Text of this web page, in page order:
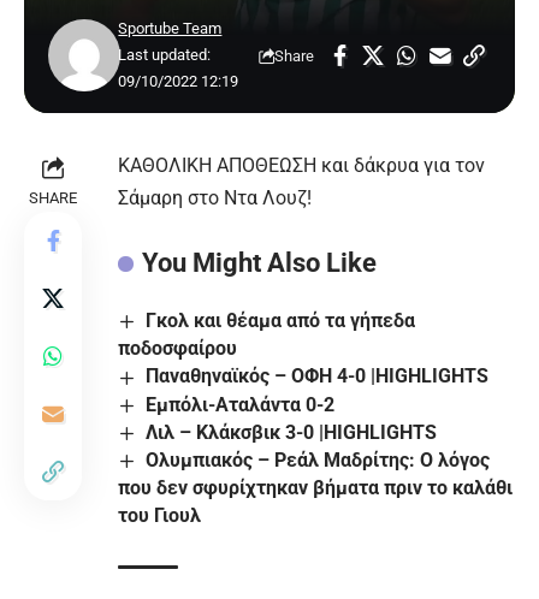
Last updated:
09/10/2022 12:19
Sportube Team
Share
SHARE
ΚΑΘΟΛΙΚΗ ΑΠΟΘΕΩΣΗ και δάκρυα για τον
Σάμαρη στο Ντα Λουζ!
You Might Also Like
Γκολ και θέαμα από τα γήπεδα
ποδοσφαίρου
Παναθηναϊκός – ΟΦΗ 4-0 |HIGHLIGHTS
Εμπόλι-Αταλάντα 0-2
Λιλ – Κλάκσβικ 3-0 |HIGHLIGHTS
Ολυμπιακός – Ρεάλ Μαδρίτης: Ο λόγος
που δεν σφυρίχτηκαν βήματα πριν το καλάθι
του Γιουλ